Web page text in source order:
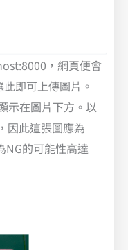
，網頁便會
即可上傳圖片。
示在圖片下方。以
因此這張圖應為
NG的可能性高達